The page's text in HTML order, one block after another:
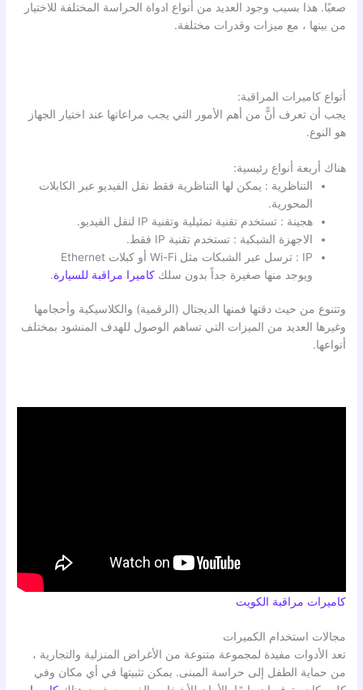
صعبًا. هذا بسبب وجود العديد من أنواع ادواة الحراسة المختلفة للاختيار
من بينها ، مع ميزات وقدرات مختلفة.
أنواع كاميرات المراقبة:
يجب أن تعرف أنًّ من أهم الأمور التي يجب مراعاتها عند اختيار الجهاز
هو النوع.
هناك أربعة أنواع رئيسية:
التناظرية : يمكن لها التناظرية فقط نقل الفيديو عبر الكابلات
المحورية.
هجينة : تستخدم تقنية تمثيلية وتقنية IP لنقل الفيديو.
الاجهزة الشبكية : تستخدم تقنية IP فقط.
IP : ترسل عبر الشبكات مثل Wi-Fi أو كبلات Ethernet
ويوجد منها صغيرة جداً بدون سلككاميرا مراقبة للسيارة.
وتتنوع من حيث دقتها فمنها الديجتال (الرقمية) والكلاسيكية وأحجامها
وغيرها العديد من الميزات التي تساهم الوصول للهدف المنشود بمختلف
أنواعها.
كاميرات مراقبة الكويت
مجالات استخدام الكميرات
تعد الأدوات مفيدة لمجموعة متنوعة من الأغراض المنزلية والتجارية ،
من حماية الطفل إلى حراسة المبنى. يمكن تثبيتها في أي مكان وفي